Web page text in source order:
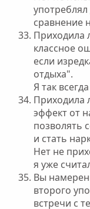
употреблял
сравнение
Приходила
классное
если
отдыха".
Я так
Приходила
эффект от
позволять
и стать
Нет не
я уже
Вы
второго
встречи с